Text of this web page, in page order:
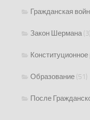
Гражданская
Закон Шермана(3)
Конституционное
Образование (51)
После